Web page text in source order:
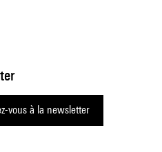
vous à la newsletter